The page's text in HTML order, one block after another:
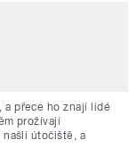
a přece ho znají lidé
prožívají
útočiště, a